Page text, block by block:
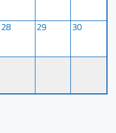
28 29 30